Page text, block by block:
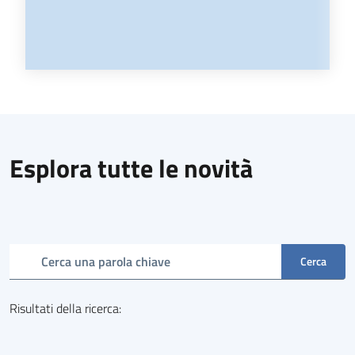
Esplora tutte le novità
Cerca una parola chiave Cerca
Risultati della ricerca: